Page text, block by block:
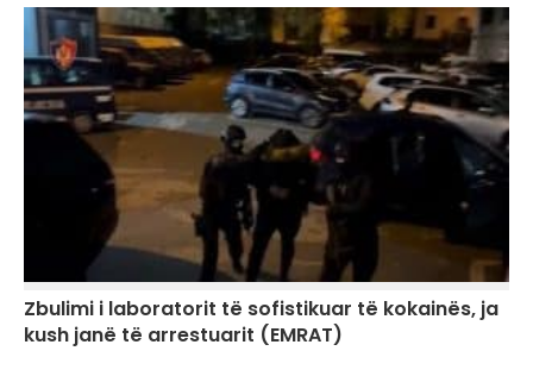
Zbulimi i laboratorit të sofistikuar të kokainës, ja
kush janë të arrestuarit (EMRAT)